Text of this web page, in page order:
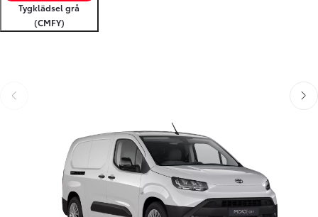
Tygklädsel grå
(CMFY)
Föregående